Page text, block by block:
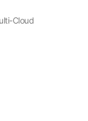
Cloud